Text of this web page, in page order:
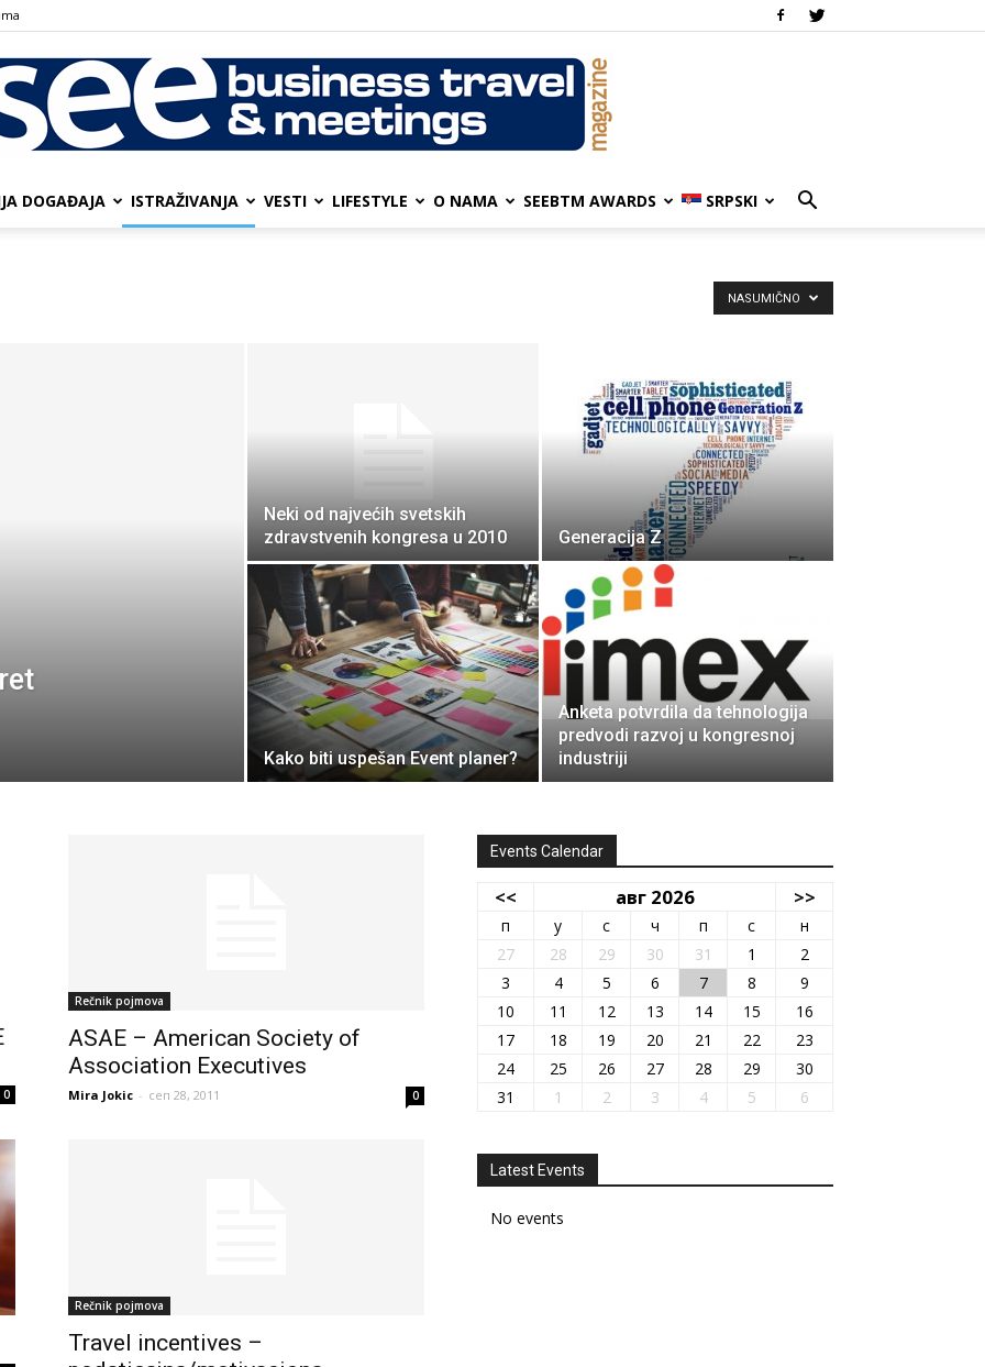
SEE
travel
DOGAĐAJA ISTRAŽIVANJA VESTI LIFESTYLE О NAMA SEEBTM AWARDS SRPSKI
NASUMIČNO
Neki od najvećih svetskih
zdravstvenih kongresa u 2010
Generacija Z
Kako biti uspešan Event planer?
Anketa potvrdila da tehnologija
predvodi razvoj u kongresnoj
industriji
0
Rečnik pojmova
ASAE – American Society of
Association Executives
Mira Jokic - сеп 28, 2011 0
Rečnik pojmova
Travel incentives –
Events Calendar
<< авг 2026 >>
п у с ч п с
н
27
28 29 30 31 1
2
3
4 5 6 7 8
9
10
11 12 13 14 15
16
17
18 19 20 21 22
23
24
25 26 27 28 29
30
31
1 2 3 4 5 6
Latest Events
No events